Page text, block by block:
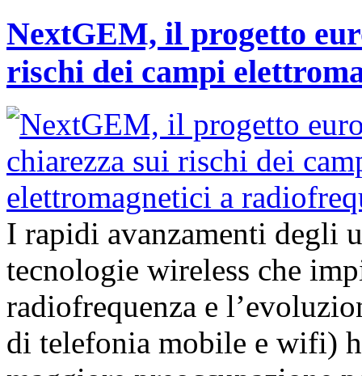
NextGEM, il progetto
rischi dei campi
I rapidi avanzamenti degli
tecnologie wireless che
radiofrequenza e
di telefonia mobile e wifi)